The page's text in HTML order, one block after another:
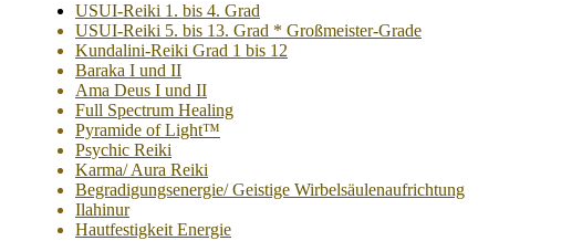
USUI-Reiki 1. bis 4. Grad
USUI-Reiki 5. bis 13. Grad * Großmeister-Grade
Kundalini-Reiki Grad 1 bis 12
Baraka I und II
Ama Deus I und II
Full Spectrum Healing
Pyramide of Light™
Psychic Reiki
Karma/ Aura Reiki
Begradigungsenergie/ Geistige Wirbelsäulenaufrichtung
Ilahinur
Hautfestigkeit Energie